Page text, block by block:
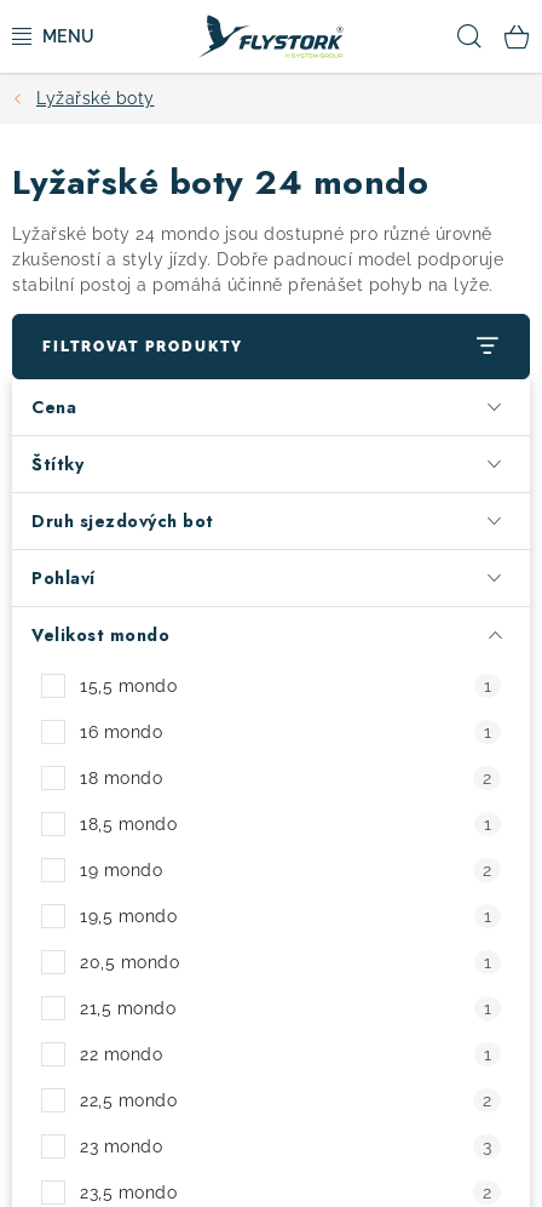
na
CYKLISTIKA
ZIMNÍ SPORTY
KOLOBĚŽKY
OBLEČENÍ A BOTY
DOPLŇKY
CAMPING
VÝPRODEJ
Moje objednávka
Lyžařské boty
Lyžařské boty 24 mondo
Lyžařské boty 24 mondo jsou dostupné pro různé úrovně
zkušeností a styly jízdy. Dobře padnoucí model podporuje
stabilní postoj a pomáhá účinně přenášet pohyb na lyže.
FILTROVAT PRODUKTY
Cena
Štítky
Druh sjezdových bot
Pohlaví
Velikost mondo
15,5 mondo 1
16 mondo 1
18 mondo 2
18,5 mondo 1
19 mondo 2
19,5 mondo 1
20,5 mondo 1
21,5 mondo 1
22 mondo 1
22,5 mondo 2
23 mondo 3
23,5 mondo 2